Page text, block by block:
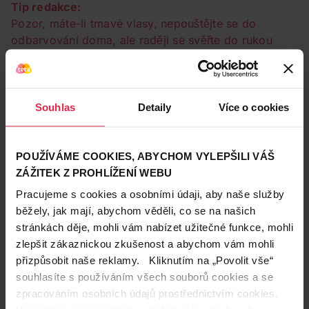
Souhlas Detaily Více o cookies
POUŽÍVÁME COOKIES, ABYCHOM VYLEPŠILI VÁŠ
ZÁŽITEK Z PROHLÍŽENÍ WEBU
Pracujeme s cookies a osobními údaji, aby naše služby
běžely, jak mají, abychom věděli, co se na našich
stránkách děje, mohli vám nabízet užitečné funkce, mohli
zlepšit zákaznickou zkušenost a abychom vám mohli
přizpůsobit naše reklamy. Kliknutím na „Povolit vše“
souhlasíte s používáním všech souborů cookies a se
zpracováním osobních údajů prostřednictvím cookies.
Tip redakce:
Pozor, máte-li tmavé vlasy, nepouštějte se do
odbarvování doma, ale raději se svěřte do rukou
🛒Schwarzkopf Palette Deluxe zesvětlovač Platinová
Blond